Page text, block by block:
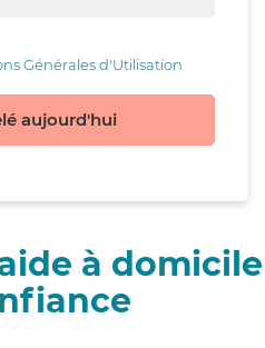
Générales d'Utilisation
aujourd'hui
à domicile